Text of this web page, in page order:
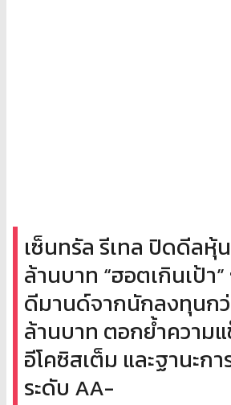
เซ็นทรัล รีเทล ปิดดีลหุ้
ล้านบาท “ฮอตเกินเป้า
ดีมานด์จากนักลงทุนก
ล้านบาท ตอกย้ำความ
อีโคซิสเต็ม และฐานะก
ระดับ AA-